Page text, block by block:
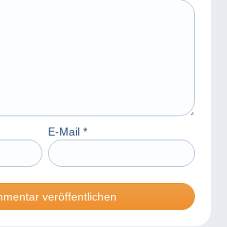
E-Mail *